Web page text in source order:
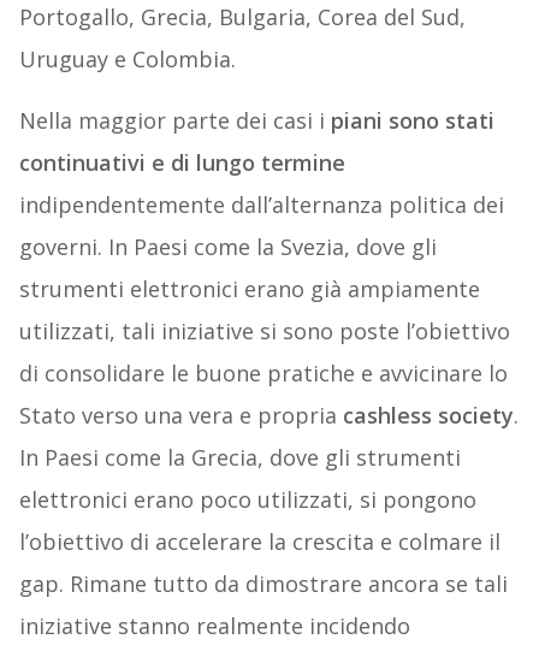
Portogallo, Grecia, Bulgaria, Corea del Sud,
Uruguay e Colombia.
Nella maggior parte dei casi i piani sono stati
continuativi e di lungo termine
indipendentemente dall’alternanza politica dei
governi. In Paesi come la Svezia, dove gli
strumenti elettronici erano già ampiamente
utilizzati, tali iniziative si sono poste l’obiettivo
di consolidare le buone pratiche e avvicinare lo
Stato verso una vera e propria cashless society.
In Paesi come la Grecia, dove gli strumenti
elettronici erano poco utilizzati, si pongono
l’obiettivo di accelerare la crescita e colmare il
gap. Rimane tutto da dimostrare ancora se tali
iniziative stanno realmente incidendo